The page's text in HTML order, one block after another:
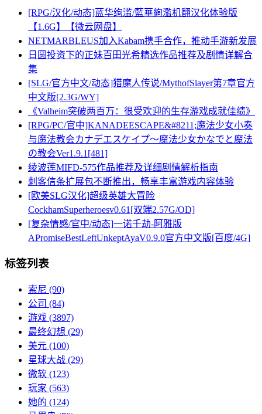
[RPG/汉化/动态]蓝华绚滥/藍華絢濫机翻汉化体验版
【1.6G】【微云网盘】
NETMARBLEUS加入Kabam携手合作，推动手游新发展
日圆投资下的正妹百田光希精选作品推荐及剧情详解合
集
[SLG/官方中文/动态]猎魔人传说/MythofSlayer第7章官方
中文版[2.3G/WY]
《Valheim突破两百万：很受欢迎的生存游戏成就佳绩》
[RPG/PC/官中]KANADEESCAPE&#8211;魔法少女小奏
与魔法教会カナデエスケイプ～魔法少女かなでと魔法
の教会Ver1.9.1[481]
绫波莲MIFD-575作品推荐及详细剧情解析指南
刺客信条扩展包不断推出，畅享丰富游戏内容体验
[欧美SLG汉化]超级英雄大冒险
CockhamSuperheroesv0.61[双端2.57G/OD]
[复杂情感/官中/动态]一诺千劫-阿雅版
APromiseBestLeftUnkeptAyaV0.9.0官方中文版[百度/4G]
标签列表
索尼 (90)
公司 (84)
游戏 (3897)
最终幻想 (29)
美元 (100)
星球大战 (29)
微软 (123)
玩家 (563)
她的 (124)